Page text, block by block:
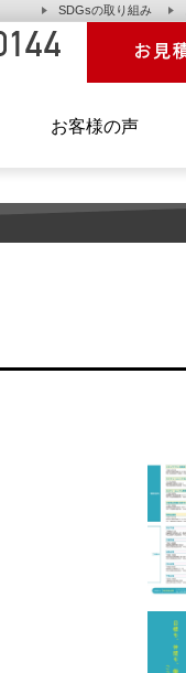
SDGsの取り組み
お客様の声